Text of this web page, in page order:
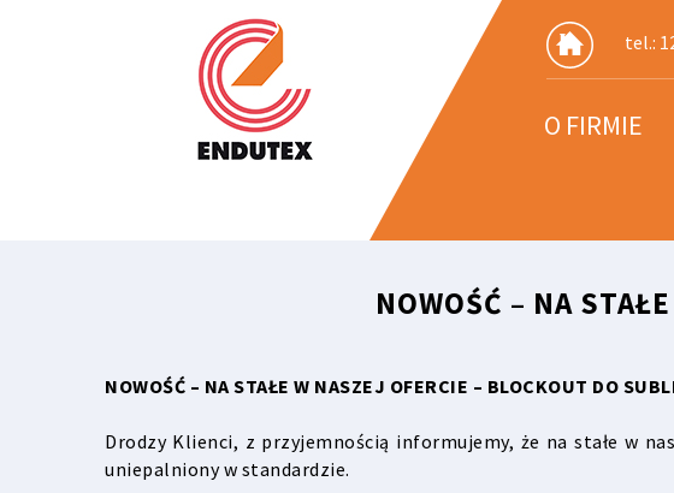
tel.:
O FIRMIE
NOWOŚĆ – NA
NOWOŚĆ – NA STAŁE W NASZEJ OFERCIE – BLOCKOUT DO
Drodzy Klienci, z przyjemnością informujemy, że na stałe w
uniepalniony w standardzie.